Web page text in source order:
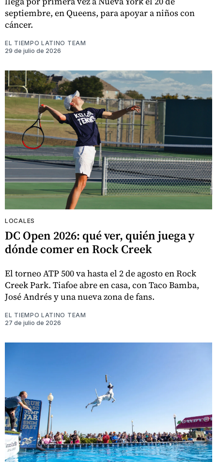
septiembre, en Queens, para apoyar a niños con
cáncer.
EL TIEMPO LATINO TEAM
29 de julio de 2026
LOCALES
DC Open 2026: qué ver, quién juega y
dónde comer en Rock Creek
El torneo ATP 500 va hasta el 2 de agosto en Rock
Creek Park. Tiafoe abre en casa, con Taco Bamba,
José Andrés y una nueva zona de fans.
EL TIEMPO LATINO TEAM
27 de julio de 2026